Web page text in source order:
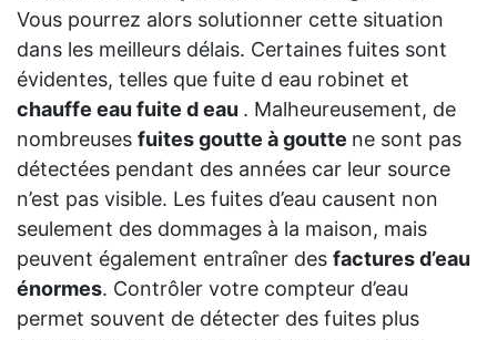
Vous pourrez alors solutionner cette situation
dans les meilleurs délais. Certaines fuites sont
évidentes, telles que fuite d eau robinet et
chauffe eau fuite d eau . Malheureusement, de
nombreuses fuites goutte à goutte ne sont pas
détectées pendant des années car leur source
n’est pas visible. Les fuites d’eau causent non
seulement des dommages à la maison, mais
peuvent également entraîner des factures d’eau
énormes. Contrôler votre compteur d’eau
permet souvent de détecter des fuites plus